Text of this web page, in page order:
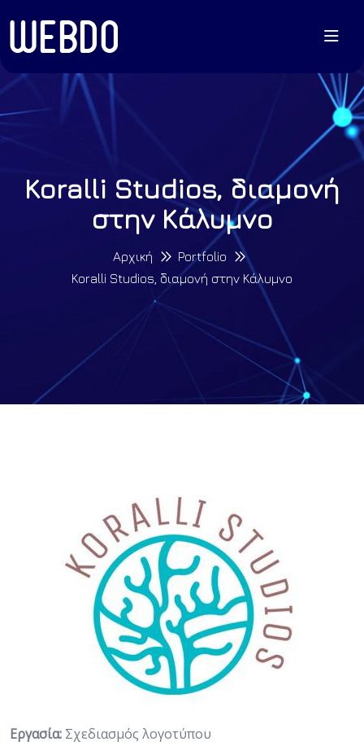
Koralli Studios, διαμονή
στην Κάλυμνο
Αρχική
Portfolio
Koralli Studios, διαμονή στην Κάλυμνο
Εργασία: Σχεδιασμός λογοτύπου